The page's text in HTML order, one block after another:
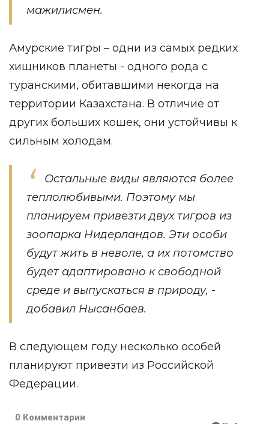
мажилисмен.
Амурские тигры – одни из самых редких
хищников планеты - одного рода с
туранскими, обитавшими некогда на
территории Казахстана. В отличие от
других больших кошек, они устойчивы к
сильным холодам.
Остальные виды являются более
теплолюбивыми. Поэтому мы
планируем привезти двух тигров из
зоопарка Нидерландов. Эти особи
будут жить в неволе, а их потомство
будет адаптировано к свободной
среде и выпускаться в природу, -
добавил Нысанбаев.
В следующем году несколько особей
планируют привезти из Российской
Федерации.
0 Комментарии